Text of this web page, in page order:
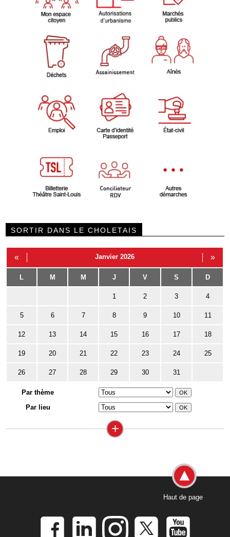
SORTIR DANS LE CHOLETAIS
« Janvier 2026 »
L M M J V S D
1 2 3 4
5 6 7 8 9 10 11
12 13 14 15 16 17 18
19 20 21 22 23 24 25
26 27 28 29 30 31
Par thème
Par lieu
+
Haut de page